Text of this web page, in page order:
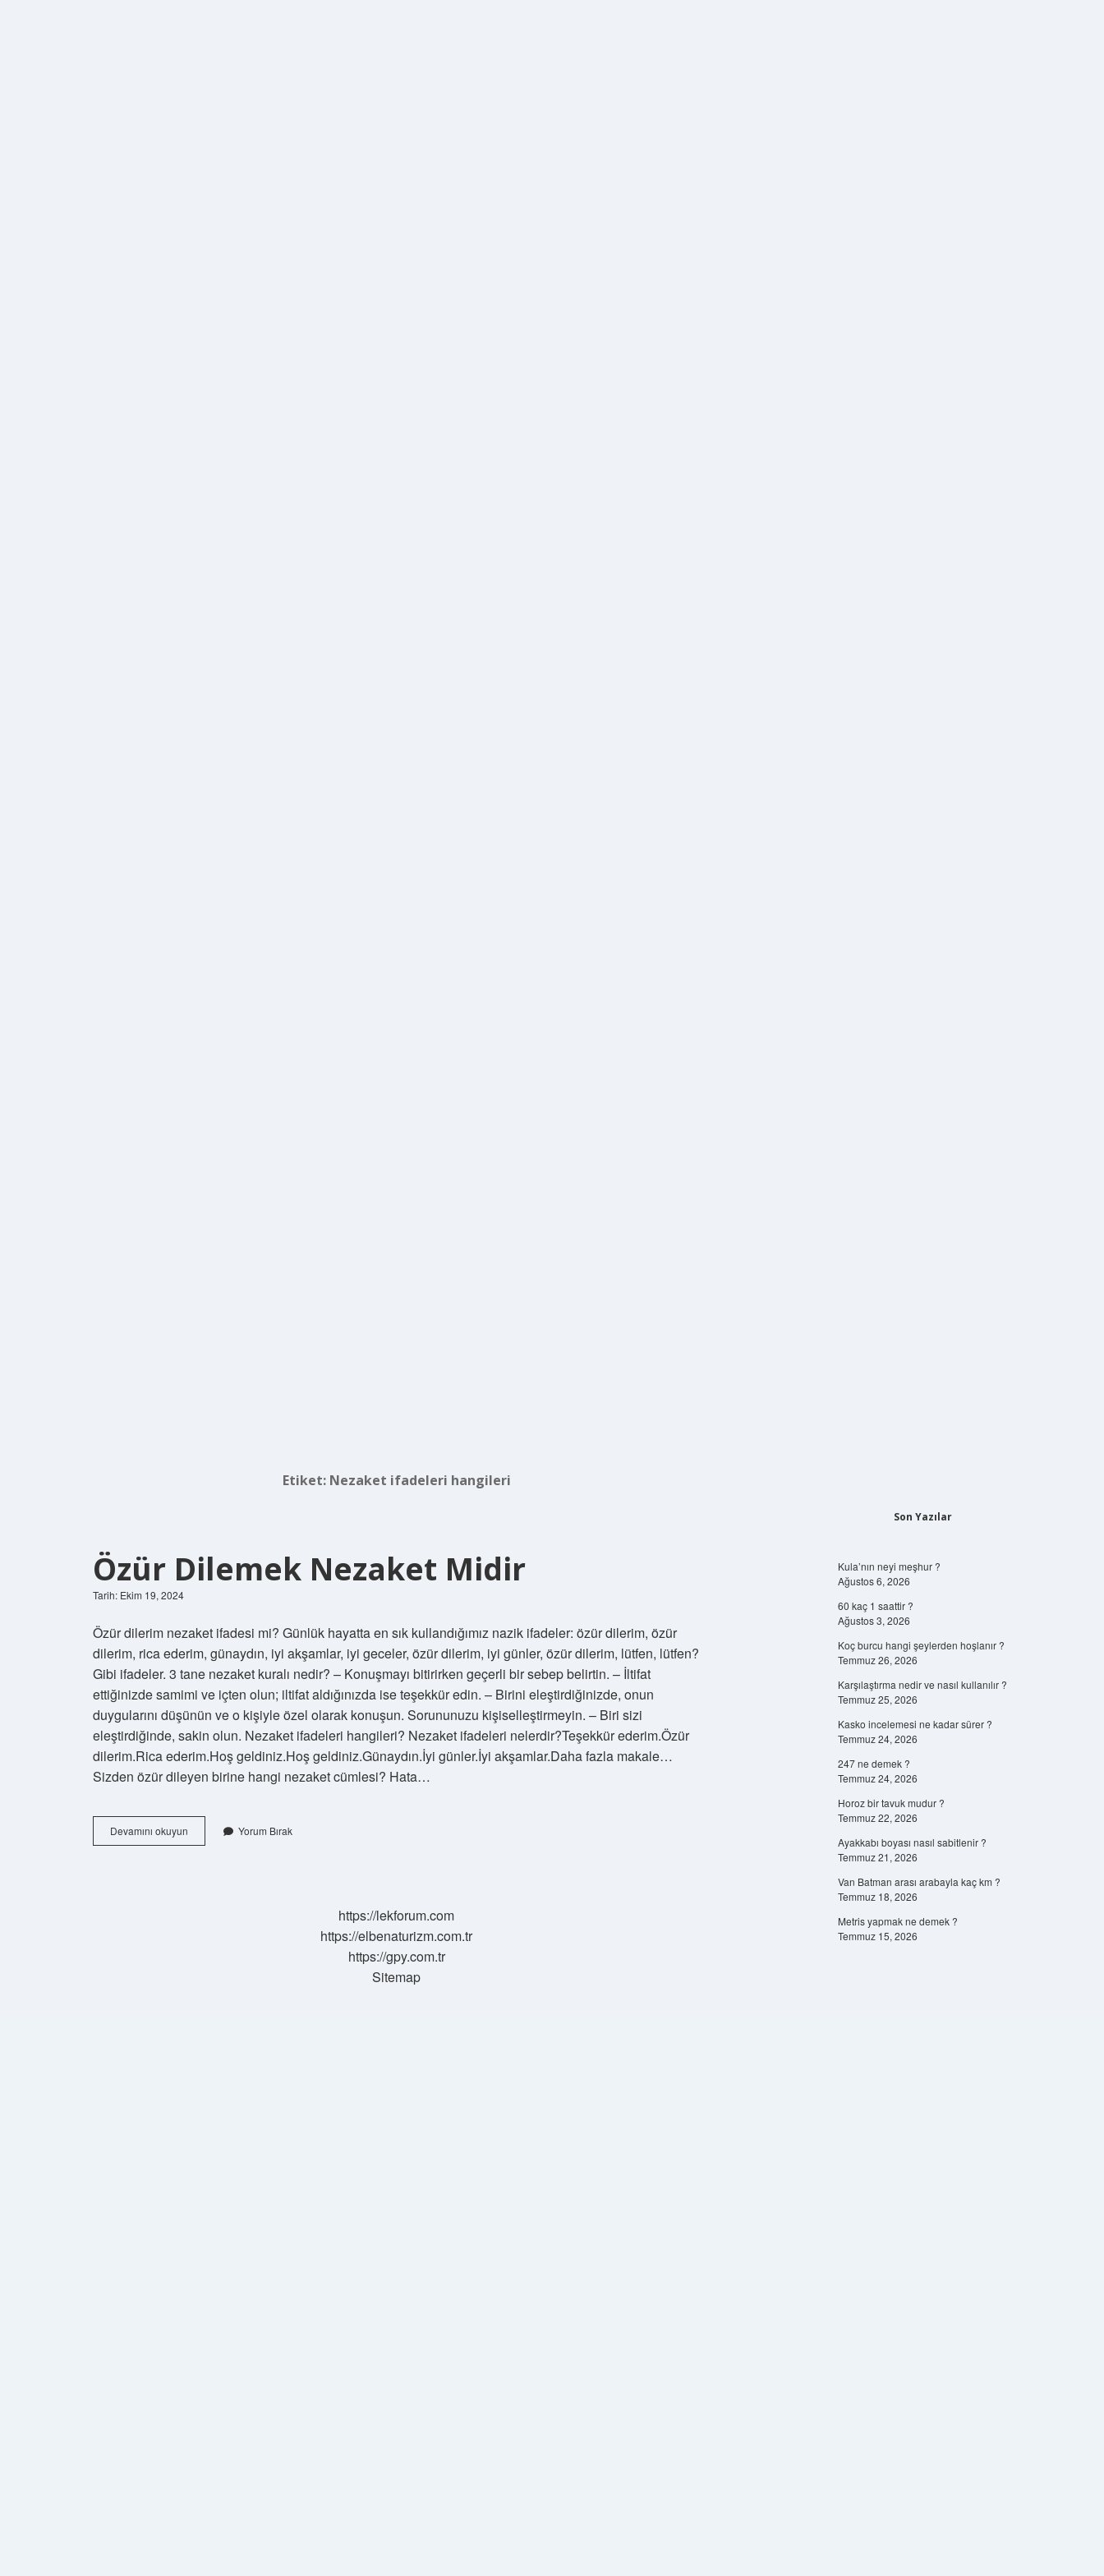
Etiket: Nezaket ifadeleri hangileri
Özür Dilemek Nezaket Midir
Tarih: Ekim 19, 2024
Özür dilerim nezaket ifadesi mi? Günlük hayatta en sık kullandığımız nazik ifadeler: özür dilerim, özür
dilerim, rica ederim, günaydın, iyi akşamlar, iyi geceler, özür dilerim, iyi günler, özür dilerim, lütfen, lütfen?
Gibi ifadeler. 3 tane nezaket kuralı nedir? – Konuşmayı bitirirken geçerli bir sebep belirtin. – İltifat
ettiğinizde samimi ve içten olun; iltifat aldığınızda ise teşekkür edin. – Birini eleştirdiğinizde, onun
duygularını düşünün ve o kişiyle özel olarak konuşun. Sorununuzu kişiselleştirmeyin. – Biri sizi
eleştirdiğinde, sakin olun. Nezaket ifadeleri hangileri? Nezaket ifadeleri nelerdir?Teşekkür ederim.Özür
dilerim.Rica ederim.Hoş geldiniz.Hoş geldiniz.Günaydın.İyi günler.İyi akşamlar.Daha fazla makale…
Sizden özür dileyen birine hangi nezaket cümlesi? Hata…
Devamını okuyun
Dilemek
Yorum Bırak
https://lekforum.com
https://elbenaturizm.com.tr
https://gpy.com.tr
Sitemap
Son Yazılar
Kula’nın neyi meşhur ?
Ağustos 6, 2026
60 kaç 1 saattir ?
Ağustos 3, 2026
Koç burcu hangi şeylerden hoşlanır ?
Temmuz 26, 2026
Karşılaştırma nedir ve nasıl kullanılır ?
Temmuz 25, 2026
Kasko incelemesi ne kadar sürer ?
Temmuz 24, 2026
247 ne demek ?
Temmuz 24, 2026
Horoz bir tavuk mudur ?
Temmuz 22, 2026
Ayakkabı boyası nasıl sabitlenir ?
Temmuz 21, 2026
Van Batman arası arabayla kaç km ?
Temmuz 18, 2026
Metris yapmak ne demek ?
Temmuz 15, 2026